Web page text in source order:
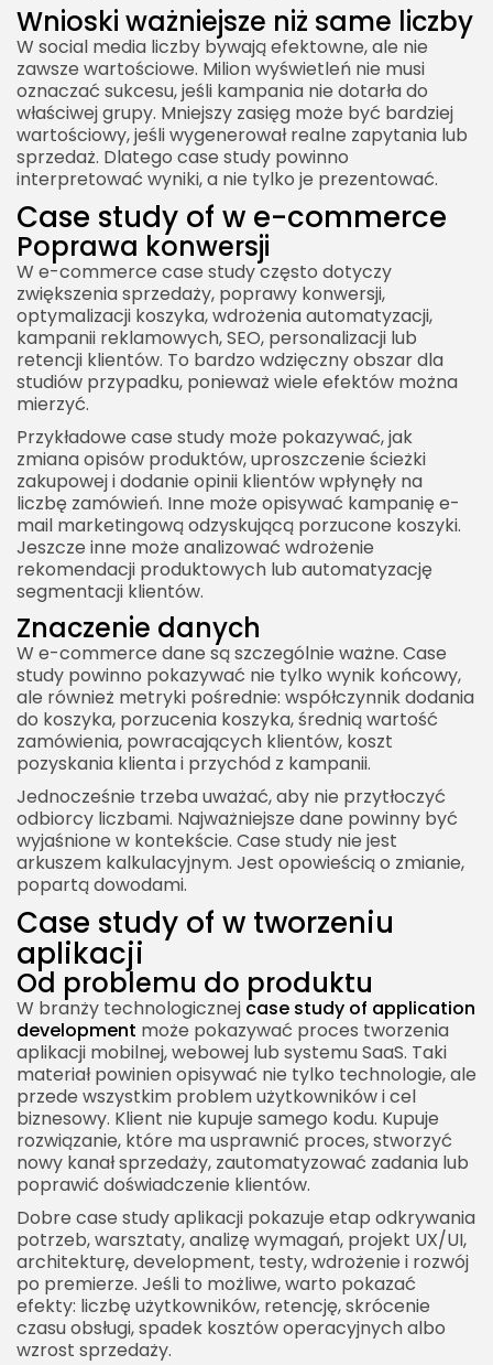
Wnioski ważniejsze niż same liczby
W social media liczby bywają efektowne, ale nie
zawsze wartościowe. Milion wyświetleń nie musi
oznaczać sukcesu, jeśli kampania nie dotarła do
właściwej grupy. Mniejszy zasięg może być bardziej
wartościowy, jeśli wygenerował realne zapytania lub
sprzedaż. Dlatego case study powinno
interpretować wyniki, a nie tylko je prezentować.
Case study of w e-commerce
Poprawa konwersji
W e-commerce case study często dotyczy
zwiększenia sprzedaży, poprawy konwersji,
optymalizacji koszyka, wdrożenia automatyzacji,
kampanii reklamowych, SEO, personalizacji lub
retencji klientów. To bardzo wdzięczny obszar dla
studiów przypadku, ponieważ wiele efektów można
mierzyć.
Przykładowe case study może pokazywać, jak
zmiana opisów produktów, uproszczenie ścieżki
zakupowej i dodanie opinii klientów wpłynęły na
liczbę zamówień. Inne może opisywać kampanię e-
mail marketingową odzyskującą porzucone koszyki.
Jeszcze inne może analizować wdrożenie
rekomendacji produktowych lub automatyzację
segmentacji klientów.
Znaczenie danych
W e-commerce dane są szczególnie ważne. Case
study powinno pokazywać nie tylko wynik końcowy,
ale również metryki pośrednie: współczynnik dodania
do koszyka, porzucenia koszyka, średnią wartość
zamówienia, powracających klientów, koszt
pozyskania klienta i przychód z kampanii.
Jednocześnie trzeba uważać, aby nie przytłoczyć
odbiorcy liczbami. Najważniejsze dane powinny być
wyjaśnione w kontekście. Case study nie jest
arkuszem kalkulacyjnym. Jest opowieścią o zmianie,
popartą dowodami.
Case study of w tworzeniu
aplikacji
Od problemu do produktu
W branży technologicznej case study of application
development może pokazywać proces tworzenia
aplikacji mobilnej, webowej lub systemu SaaS. Taki
materiał powinien opisywać nie tylko technologie, ale
przede wszystkim problem użytkowników i cel
biznesowy. Klient nie kupuje samego kodu. Kupuje
rozwiązanie, które ma usprawnić proces, stworzyć
nowy kanał sprzedaży, zautomatyzować zadania lub
poprawić doświadczenie klientów.
Dobre case study aplikacji pokazuje etap odkrywania
potrzeb, warsztaty, analizę wymagań, projekt UX/UI,
architekturę, development, testy, wdrożenie i rozwój
po premierze. Jeśli to możliwe, warto pokazać
efekty: liczbę użytkowników, retencję, skrócenie
czasu obsługi, spadek kosztów operacyjnych albo
wzrost sprzedaży.